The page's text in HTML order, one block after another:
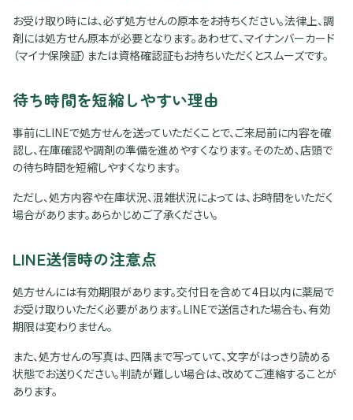
お受け取り時には、必ず処方せんの原本をお持ちください。法律上、調
剤には処方せん原本が必要となります。あわせて、マイナンバーカード
（マイナ保険証）または資格確認証もお持ちいただくとスムーズです。
待ち時間を短縮しやすい理由
事前にLINEで処方せんを送っていただくことで、ご来局前に内容を確
認し、在庫確認や調剤の準備を進めやすくなります。そのため、店頭で
の待ち時間を短縮しやすくなります。
ただし、処方内容や在庫状況、混雑状況によっては、お時間をいただく
場合があります。あらかじめご了承ください。
LINE送信時の注意点
処方せんには有効期限があります。交付日を含めて4日以内に薬局で
お受け取りいただく必要があります。LINEで送信された場合も、有効
期限は変わりません。
また、処方せんの写真は、四隅まで写っていて、文字がはっきり読める
状態でお送りください。判読が難しい場合は、改めてご連絡することが
あります。